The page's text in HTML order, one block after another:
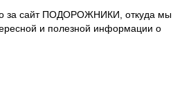
за сайт ПОДОРОЖНИКИ, откуда мы
и полезной информации о